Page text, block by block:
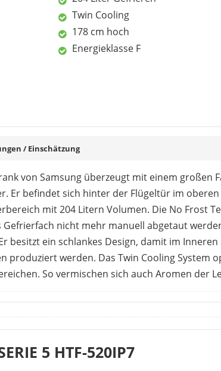
Twin Cooling
178 cm hoch
Energieklasse F
/ Einschätzung
von Samsung überzeugt mit einem großen
Er befindet sich hinter der Flügeltür im
mit 204 Litern Volumen. Die No Frost
Gefrierfach nicht mehr manuell abgetaut
besitzt ein schlankes Design, damit im
produziert werden. Das Twin Cooling
So vermischen sich auch Aromen der
Design überzeugt und loben die hochwertige
reicht für eine Familie vollkommen aus. Trotz
ist sehr leichtgängig. Ohne
für Senioren oder Kinder. Der
der Zeit zu, wie manche Kunden
5 HTF-520IP7